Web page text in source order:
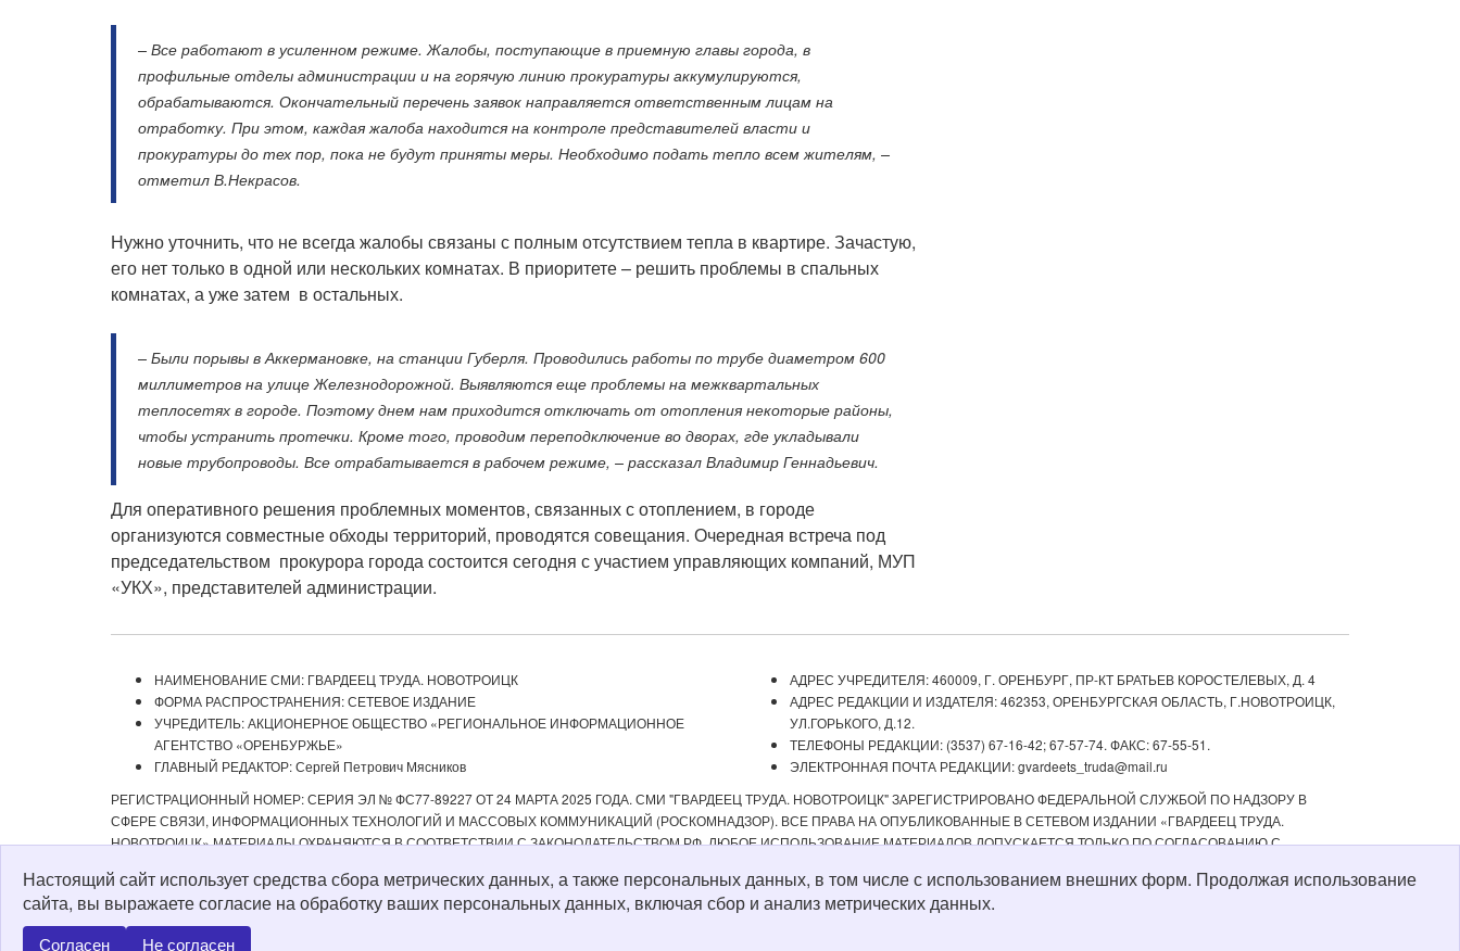
– Все работают в усиленном режиме. Жалобы, поступающие в приемную главы города, в
профильные отделы администрации и на горячую линию прокуратуры аккумулируются,
обрабатываются. Окончательный перечень заявок направляется ответственным лицам на
отработку. При этом, каждая жалоба находится на контроле представителей власти и
прокуратуры до тех пор, пока не будут приняты меры. Необходимо подать тепло всем жителям, –
отметил В.Некрасов.
Нужно уточнить, что не всегда жалобы связаны с полным отсутствием тепла в квартире. Зачастую,
его нет только в одной или нескольких комнатах. В приоритете – решить проблемы в спальных
комнатах, а уже затем в остальных.
– Были порывы в Аккермановке, на станции Губерля. Проводились работы по трубе диаметром 600
миллиметров на улице Железнодорожной. Выявляются еще проблемы на межквартальных
теплосетях в городе. Поэтому днем нам приходится отключать от отопления некоторые районы,
чтобы устранить протечки. Кроме того, проводим переподключение во дворах, где укладывали
новые трубопроводы. Все отрабатывается в рабочем режиме, – рассказал Владимир Геннадьевич.
Для оперативного решения проблемных моментов, связанных с отоплением, в городе
организуются совместные обходы территорий, проводятся совещания. Очередная встреча под
председательством прокурора города состоится сегодня с участием управляющих компаний, МУП
«УКХ», представителей администрации.
НАИМЕНОВАНИЕ СМИ: ГВАРДЕЕЦ ТРУДА. НОВОТРОИЦК
ФОРМА РАСПРОСТРАНЕНИЯ: СЕТЕВОЕ ИЗДАНИЕ
УЧРЕДИТЕЛЬ: АКЦИОНЕРНОЕ ОБЩЕСТВО «РЕГИОНАЛЬНОЕ ИНФОРМАЦИОННОЕ
АГЕНТСТВО «ОРЕНБУРЖЬЕ»
ГЛАВНЫЙ РЕДАКТОР: Сергей Петрович Мясников
АДРЕС УЧРЕДИТЕЛЯ: 460009, Г. ОРЕНБУРГ, ПР-КТ БРАТЬЕВ КОРОСТЕЛЕВЫХ, Д. 4
АДРЕС РЕДАКЦИИ И ИЗДАТЕЛЯ: 462353, ОРЕНБУРГСКАЯ ОБЛАСТЬ, Г.НОВОТРОИЦК,
УЛ.ГОРЬКОГО, Д.12.
ТЕЛЕФОНЫ РЕДАКЦИИ: (3537) 67-16-42; 67-57-74. ФАКС: 67-55-51.
ЭЛЕКТРОННАЯ ПОЧТА РЕДАКЦИИ: gvardeets_truda@mail.ru
РЕГИСТРАЦИОННЫЙ НОМЕР: СЕРИЯ ЭЛ № ФС77-89227 ОТ 24 МАРТА 2025 ГОДА. СМИ "ГВАРДЕЕЦ ТРУДА. НОВОТРОИЦК" ЗАРЕГИСТРИРОВАНО ФЕДЕРАЛЬНОЙ СЛУЖБОЙ ПО НАДЗОРУ В
СФЕРЕ СВЯЗИ, ИНФОРМАЦИОННЫХ ТЕХНОЛОГИЙ И МАССОВЫХ КОММУНИКАЦИЙ (РОСКОМНАДЗОР). ВСЕ ПРАВА НА ОПУБЛИКОВАННЫЕ В СЕТЕВОМ ИЗДАНИИ «ГВАРДЕЕЦ ТРУДА.
НОВОТРОИЦК» МАТЕРИАЛЫ ОХРАНЯЮТСЯ В СООТВЕТСТВИИ С ЗАКОНОДАТЕЛЬСТВОМ РФ. ЛЮБОЕ ИСПОЛЬЗОВАНИЕ МАТЕРИАЛОВ ДОПУСКАЕТСЯ ТОЛЬКО ПО СОГЛАСОВАНИЮ С
ИЗДАНИИ «ГВАРДЕЕЦ ТРУДА. НОВОТРОИЦК», А ТАКЖЕ ЗА СОДЕРЖАНИЕ ВЕБ-САЙТОВ, НА КОТОРЫЕ ДАНЫ ГИПЕРССЫЛКИ. ДЛЯ ДЕТЕЙ СТАРШЕ 16 ЛЕТ.
Политика о персональных данных
Настоящий сайт использует средства сбора метрических данных, а также персональных данных, в том числе с использованием внешних форм. Продолжая использование
сайта, вы выражаете согласие на обработку ваших персональных данных, включая сбор и анализ метрических данных.
Согласен Не согласен